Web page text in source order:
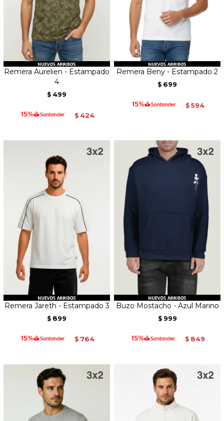
Remera Aurelien - Estampado
4
$ 499
$ 424
Remera Beny - Estampado 2
$ 699
$ 594
Remera Jareth - Estampado 3
$ 899
$ 764
Buzo Mostacho - Azul Marino
$ 999
$ 849